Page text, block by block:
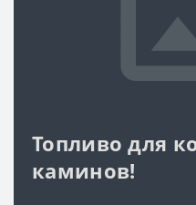
Топливо для
каминов!